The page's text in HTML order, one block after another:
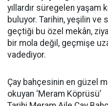
yıllardır süregelen yaşam
buluyor. Tarihin, yeşilin
geçtiği bu özel mekân,
bir mola değil, geçmişe
vadediyor.
Çay bahçesinin en güzel
okuyan ‘Meram Köprüsü’